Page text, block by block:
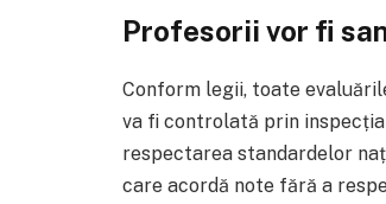
Profesorii vor fi
Conform legii, toate
va fi controlată prin
respectarea standardelor
care acordă note fără a